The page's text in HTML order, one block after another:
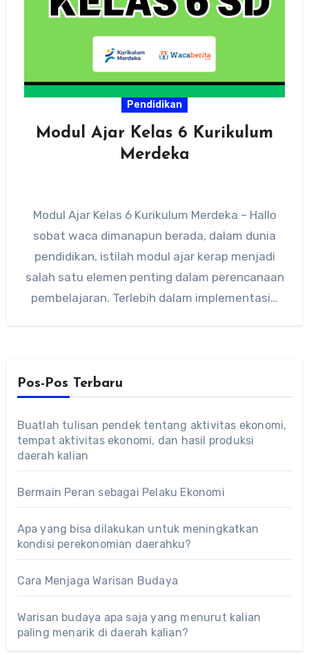
Pendidikan
Modul Ajar Kelas 6 Kurikulum
Merdeka
Modul Ajar Kelas 6 Kurikulum Merdeka – Hallo
sobat waca dimanapun berada, dalam dunia
pendidikan, istilah modul ajar kerap menjadi
salah satu elemen penting dalam perencanaan
pembelajaran. Terlebih dalam implementasi…
Pos-Pos Terbaru
Buatlah tulisan pendek tentang aktivitas ekonomi,
tempat aktivitas ekonomi, dan hasil produksi
daerah kalian
Bermain Peran sebagai Pelaku Ekonomi
Apa yang bisa dilakukan untuk meningkatkan
kondisi perekonomian daerahku?
Cara Menjaga Warisan Budaya
Warisan budaya apa saja yang menurut kalian
paling menarik di daerah kalian?